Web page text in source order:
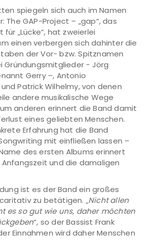
spiegeln sich auch im Namen
The GAP-Project – „gap“, das
„Lücke“, hat zweierlei
einen verbergen sich dahinter die
der Vor- bzw. Spitznamen
Gründungsmitglieder - Jörg
Gerry –, Antonio
Patrick Wilhelmy, von denen
andere musikalische Wege
anderen erinnert die Band damit
eines geliebten Menschen.
Erfahrung hat die Band
mit einfließen lassen –
des ersten Albums erinnert
und die damaligen
ist es der Band ein großes
zu betätigen. „Nicht allen
es so gut wie uns, daher möchten
“, so der Bassist Frank
Einnahmen wird daher Menschen